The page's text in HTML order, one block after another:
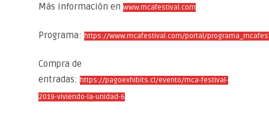
Más información en www.mcafestival.com
Programa: https://www.mcafestival.com/portal/
Compra de
entradas: https://pagoexhibits.cl/evento/mca-festival-
2019-viviendo-la-unidad-6